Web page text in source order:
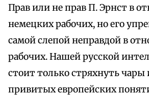
Прав или не прав П. Эрнст в
немецких рабочих, но его
самой слепой неправдой в
рабочих. Нашей русской
стоит только стряхнуть чары
привитых европейских